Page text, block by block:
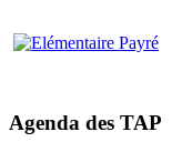
Agenda des TAP